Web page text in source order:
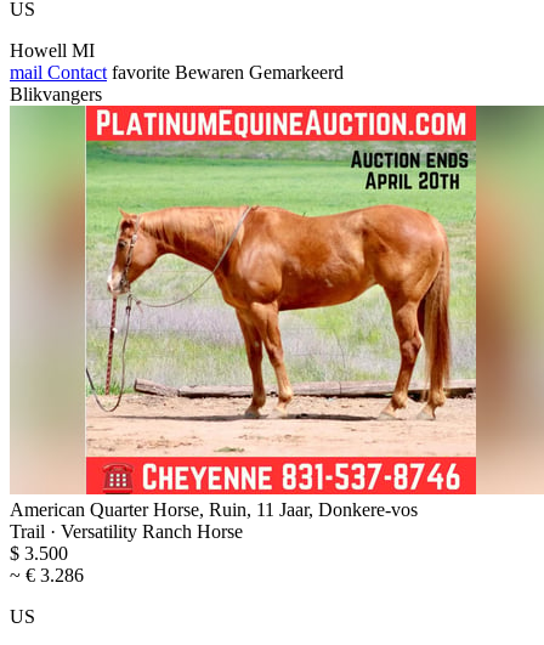
US
Howell MI
mail Contact favorite Bewaren Gemarkeerd
Blikvangers
American Quarter Horse, Ruin, 11 Jaar, Donkere-vos
Trail · Versatility Ranch Horse
$ 3.500
~ € 3.286
US